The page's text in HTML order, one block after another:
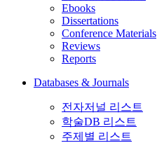
Ebooks
Dissertations
Conference Materials
Reviews
Reports
Databases & Journals
전자저널 리스트
학술DB 리스트
주제별 리스트